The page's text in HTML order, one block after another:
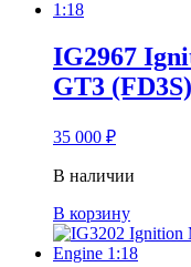
IG2967
GT3
35 000 ₽
В наличии
В корзину